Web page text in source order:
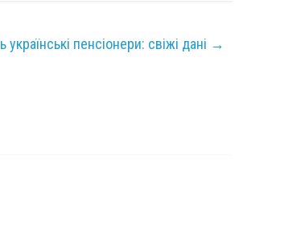
пенсіонери: свіжі дані →